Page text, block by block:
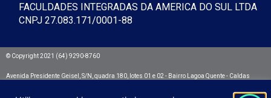
FACULDADES INTEGRADAS DA AMERICA DO SUL LTDA
CNPJ 27.083.171/0001-88
© Copyright 2021 (64) 9290-8760
Avenida Presidente Geisel, S/N, quadra 180, lotes 01 e 02 - Bairro Lagoa Quente - Caldas